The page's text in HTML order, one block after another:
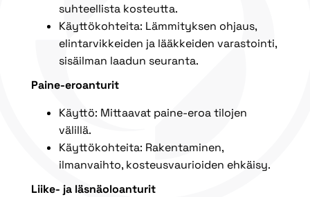
suhteellista kosteutta.
Käyttökohteita: Lämmityksen ohjaus,
elintarvikkeiden ja lääkkeiden varastointi,
sisäilman laadun seuranta.
Paine-eroanturit
Käyttö: Mittaavat paine-eroa tilojen
välillä.
Käyttökohteita: Rakentaminen,
ilmanvaihto, kosteusvaurioiden ehkäisy.
Liike- ja läsnäoloanturit